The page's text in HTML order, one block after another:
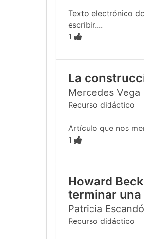
Texto electrónico
escribir....
1
La
Mercedes Vega
Recurso didáctico
Artículo que nos
1
Howard
terminar
Patricia
Recurso didáctico